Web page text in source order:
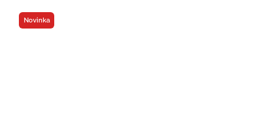
Novinka